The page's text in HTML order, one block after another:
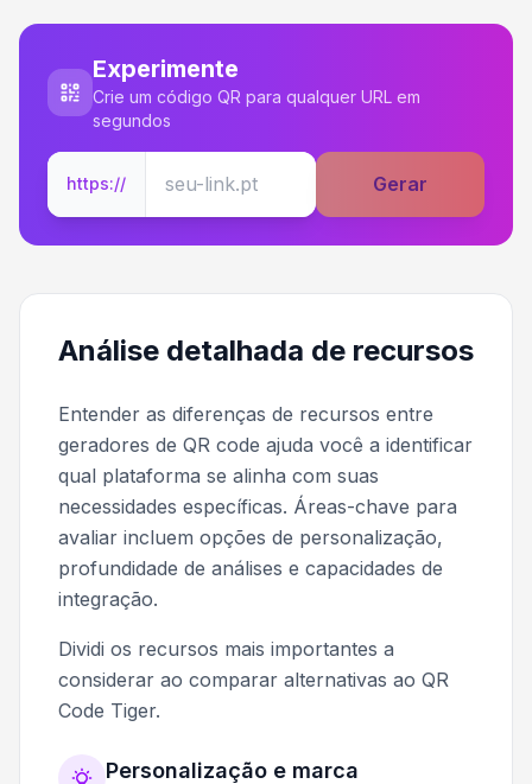
Experimente
Crie um código QR para qualquer URL em
segundos
https:// Gerar
Análise detalhada de recursos
Entender as diferenças de recursos entre
geradores de QR code ajuda você a identificar
qual plataforma se alinha com suas
necessidades específicas. Áreas-chave para
avaliar incluem opções de personalização,
profundidade de análises e capacidades de
integração.
Dividi os recursos mais importantes a
considerar ao comparar alternativas ao QR
Code Tiger.
Personalização e marca